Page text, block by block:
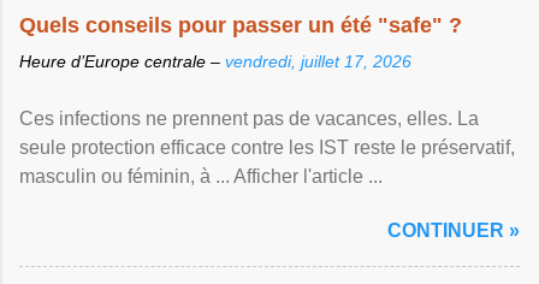
Quels conseils pour passer un été "safe" ?
Heure d’Europe centrale – vendredi, juillet 17, 2026
Ces infections ne prennent pas de vacances, elles. La
seule protection efficace contre les IST reste le préservatif,
masculin ou féminin, à ... Afficher l'article ...
CONTINUER »